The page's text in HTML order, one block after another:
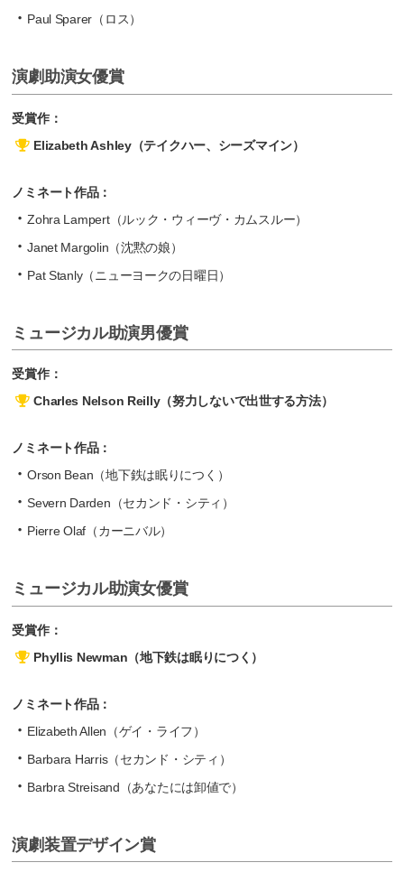
Paul Sparer（ロス）
演劇助演女優賞
受賞作：
Elizabeth Ashley（テイクハー、シーズマイン）
ノミネート作品：
Zohra Lampert（ルック・ウィーヴ・カムスルー）
Janet Margolin（沈黙の娘）
Pat Stanly（ニューヨークの日曜日）
ミュージカル助演男優賞
受賞作：
Charles Nelson Reilly（努力しないで出世する方法）
ノミネート作品：
Orson Bean（地下鉄は眠りにつく）
Severn Darden（セカンド・シティ）
Pierre Olaf（カーニバル）
ミュージカル助演女優賞
受賞作：
Phyllis Newman（地下鉄は眠りにつく）
ノミネート作品：
Elizabeth Allen（ゲイ・ライフ）
Barbara Harris（セカンド・シティ）
Barbra Streisand（あなたには卸値で）
演劇装置デザイン賞